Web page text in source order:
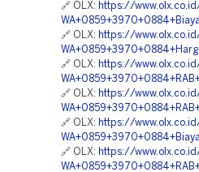
🔗 OLX: https://
🔗 OLX: https://
🔗 OLX: https://
🔗 OLX: https://
🔗 OLX: https://
🔗 OLX: https://